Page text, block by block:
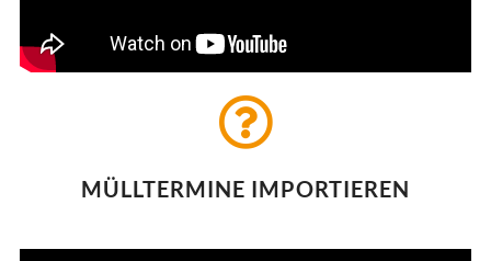
MÜLLTERMINE IMPORTIEREN